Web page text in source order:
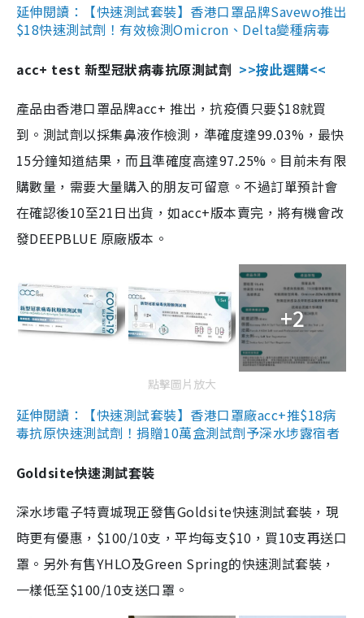
延伸閱讀：【快速測試套裝】香港口罩品牌Savewo推出
$18快速測試劑！有效檢測Omicron、Delta變種病毒
acc+ test 新型冠狀病毒抗原測試劑 >>按此選購<<
產品由香港口罩品牌acc+ 推出，抗疫價只要$18就買
到。測試劑以採集鼻液作檢測，準確度達99.03%，最快
15分鐘知道結果，而且準確度高達97.25%。目前未有限
購數量，需要大量購入的朋友可留意。不過訂單預計會
在確認後10至21日出貨，如acc+版本賣完，將有機會改
發DEEPBLUE 原廠版本。
+2
點擊圖片放大
延伸閱讀：【快速測試套裝】香港口罩廠acc+推$18病
毒抗原快速測試劑！捐贈10萬盒測試劑予深水埗露宿者
Goldsite快速測試套裝
深水埗電子特賣城現正發售Goldsite快速測試套裝，現
時更有優惠，$100/10支，平均每支$10，買10支再送口
罩。另外有售YHLO及Green Spring的快速測試套裝，
一樣低至$100/10支送口罩。